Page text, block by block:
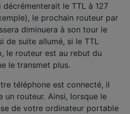
décrémenterait le TTL à 127
le prochain routeur par
diminuera à son tour le
de suite allumé, si le TTL
le routeur est au rebut du
le transmet plus.
téléphone est connecté, il
un routeur. Ainsi, lorsque le
de votre ordinateur portable